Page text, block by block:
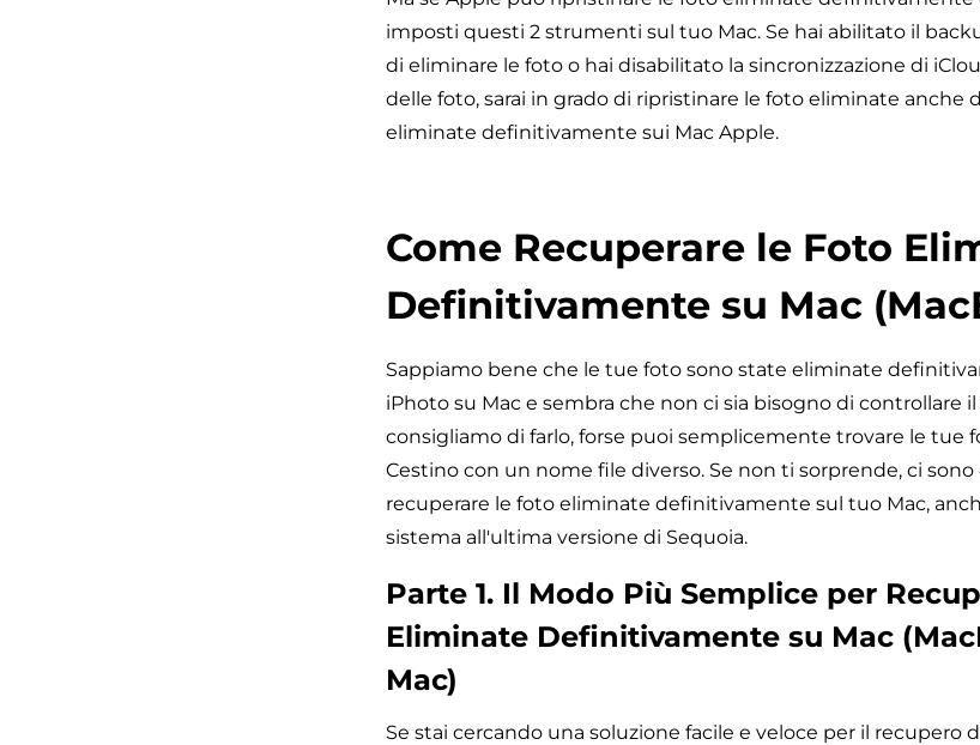
imposti questi 2 strumenti sul tuo Mac. Se hai abilitato il
di eliminare le foto o hai disabilitato la sincronizzazione di
delle foto, sarai in grado di ripristinare le foto eliminate anche
eliminate definitivamente sui Mac Apple.
Come Recuperare le Foto
Definitivamente su Mac
Sappiamo bene che le tue foto sono state eliminate
iPhoto su Mac e sembra che non ci sia bisogno di controllare il
consigliamo di farlo, forse puoi semplicemente trovare le tue
Cestino con un nome file diverso. Se non ti sorprende, ci
recuperare le foto eliminate definitivamente sul tuo Mac,
sistema all'ultima versione di Sequoia.
Parte 1. Il Modo Più Semplice per
Eliminate Definitivamente su Mac
Mac)
Se stai cercando una soluzione facile e veloce per il recupero